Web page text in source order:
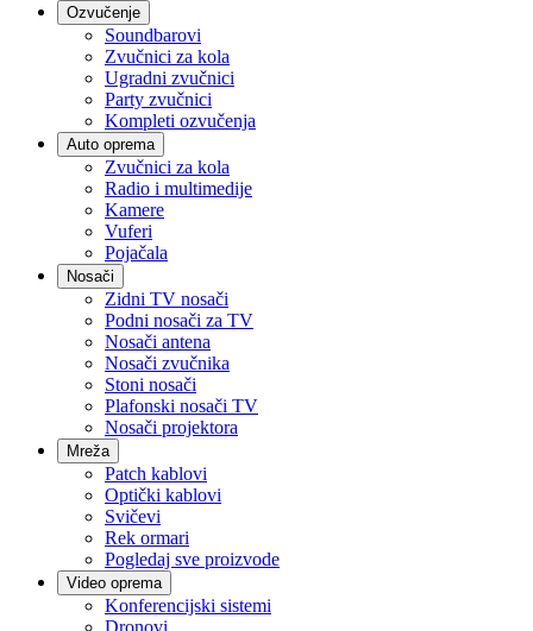
Ozvučenje
Soundbarovi
Zvučnici za kola
Ugradni zvučnici
Party zvučnici
Kompleti ozvučenja
Auto oprema
Zvučnici za kola
Radio i multimedije
Kamere
Vuferi
Pojačala
Nosači
Zidni TV nosači
Podni nosači za TV
Nosači antena
Nosači zvučnika
Stoni nosači
Plafonski nosači TV
Nosači projektora
Mreža
Patch kablovi
Optički kablovi
Svičevi
Rek ormari
Pogledaj sve proizvode
Video oprema
Konferencijski sistemi
Dronovi